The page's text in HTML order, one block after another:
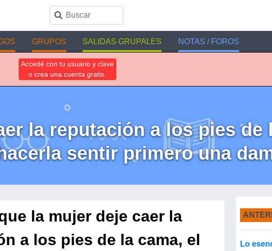
GRUPOS SALIDAS GRUPALES NOTAS / FOROS
Accedé con tu usuario y clave
o crea una cuenta gratis.
la reputación a los pies de
sentir primero una
la mujer deje caer la
a los pies de la cama, el
Lo